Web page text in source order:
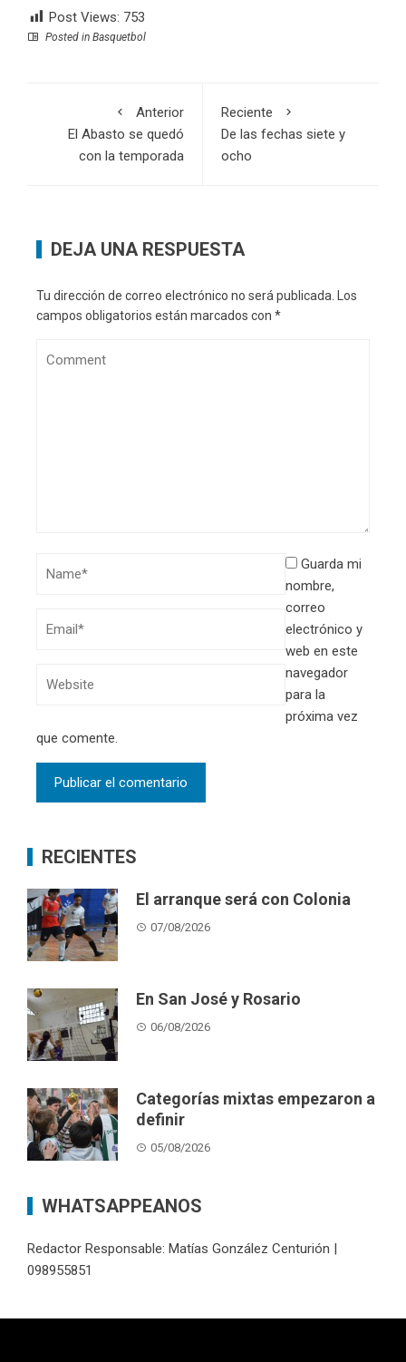
Post Views: 753
Posted in Basquetbol
Anterior
El Abasto se quedó
con la temporada
Reciente
De las fechas siete y
ocho
DEJA UNA RESPUESTA
Tu dirección de correo electrónico no será publicada.
Los
campos obligatorios están marcados con *
Guarda mi
nombre,
correo
electrónico y
web en este
navegador
para la
próxima vez
que comente.
RECIENTES
El arranque será con Colonia
07/08/2026
En San José y Rosario
06/08/2026
Categorías mixtas empezaron a
definir
05/08/2026
WHATSAPPEANOS
Redactor Responsable: Matías González Centurión |
098955851